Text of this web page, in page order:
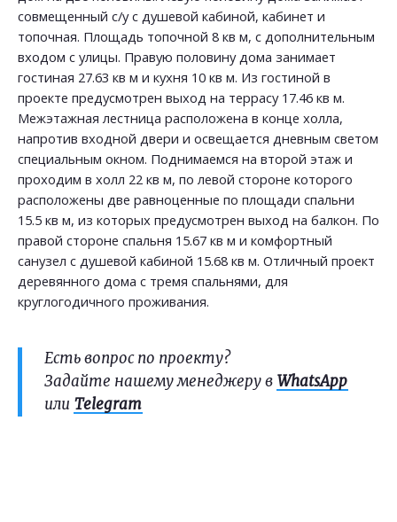
совмещенный с/у с душевой кабиной, кабинет и
топочная. Площадь топочной 8 кв м, с дополнительным
входом с улицы. Правую половину дома занимает
гостиная 27.63 кв м и кухня 10 кв м. Из гостиной в
проекте предусмотрен выход на террасу 17.46 кв м.
Межэтажная лестница расположена в конце холла,
напротив входной двери и освещается дневным светом
специальным окном. Поднимаемся на второй этаж и
проходим в холл 22 кв м, по левой стороне которого
расположены две равноценные по площади спальни
15.5 кв м, из которых предусмотрен выход на балкон. По
правой стороне спальня 15.67 кв м и комфортный
санузел с душевой кабиной 15.68 кв м. Отличный проект
деревянного дома с тремя спальнями, для
круглогодичного проживания.
Есть вопрос по проекту?
Задайте нашему менеджеру в WhatsApp
или Telegram